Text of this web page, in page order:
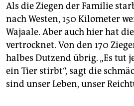
Als die Ziegen der Familie
nach Westen, 150 Kilometer
Wajaale. Aber auch hier hat
vertrocknet. Von den 170
halbes Dutzend übrig. „Es tut
ein Tier stirbt“, sagt die
sind unser Leben, unser